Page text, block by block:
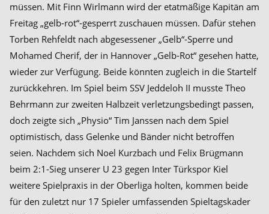
müssen. Mit Finn Wirlmann wird der etatmäßige Kapitän am
Freitag „gelb-rot“-gesperrt zuschauen müssen. Dafür stehen
Torben Rehfeldt nach abgesessener „Gelb“-Sperre und
Mohamed Cherif, der in Hannover „Gelb-Rot“ gesehen hatte,
wieder zur Verfügung. Beide könnten zugleich in die Startelf
zurückkehren. Im Spiel beim SSV Jeddeloh II musste Theo
Behrmann zur zweiten Halbzeit verletzungsbedingt passen,
doch zeigte sich „Physio“ Tim Janssen nach dem Spiel
optimistisch, dass Gelenke und Bänder nicht betroffen
seien. Nachdem sich Noel Kurzbach und Felix Brügmann
beim 2:1-Sieg unserer U 23 gegen Inter Türkspor Kiel
weitere Spielpraxis in der Oberliga holten, kommen beide
für den zuletzt nur 17 Spieler umfassenden Spieltagskader